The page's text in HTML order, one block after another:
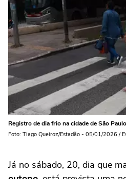
Registro de dia frio na cidade de São
Foto: Tiago Queiroz/Estadão - 05/01/2026 /
Já no sábado, 20, dia que